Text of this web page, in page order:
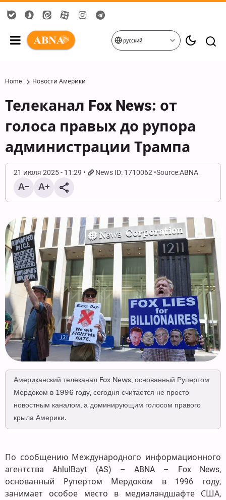
русский
Home Новости Америки
Телеканал Fox News: от
голоса правых до рупора
администрации Трампа
21 июля 2025 - 11:29 News ID: 1710062 Source:ABNA
Американский телеканал Fox News, основанный Рупертом
Мердоком в 1996 году, сегодня считается не просто
новостным каналом, а доминирующим голосом правого
крыла Америки.
По сообщению Международного информационного
агентства AhlulBayt (AS) – ABNA – Fox News,
основанный Рупертом Мердоком в 1996 году,
занимает особое место в медиаландшафте США,